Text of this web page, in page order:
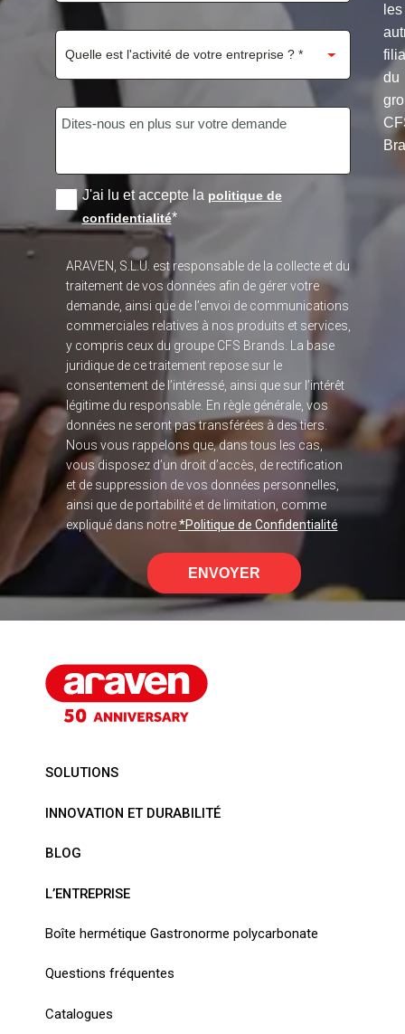
les
du
J'ai lu et accepte la politique de
confidentialité*
ARAVEN, S.L.U. est responsable de la collecte et du
traitement de vos données afin de gérer votre
demande, ainsi que de l’envoi de communications
commerciales relatives à nos produits et services,
y compris ceux du groupe CFS Brands. La base
juridique de ce traitement repose sur le
consentement de l’intéressé, ainsi que sur l’intérêt
légitime du responsable. En règle générale, vos
données ne seront pas transférées à des tiers.
Nous vous rappelons que, dans tous les cas,
vous disposez d’un droit d’accès, de rectification
et de suppression de vos données personnelles,
ainsi que de portabilité et de limitation, comme
expliqué dans notre*Politique de Confidentialité
ENVOYER
SOLUTIONS
INNOVATION ET DURABILITÉ
BLOG
L’ENTREPRISE
Boîte hermétique Gastronorme polycarbonate
Questions fréquentes
Catalogues